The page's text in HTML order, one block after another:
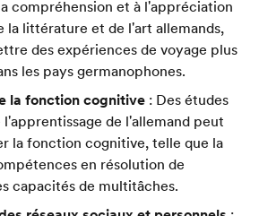
compréhension et à l'appréciation
la littérature et de l'art allemands,
des expériences de voyage plus
les pays germanophones.
la fonction cognitive : Des études
de l'allemand peut
la fonction cognitive, telle que la
en résolution de
capacités de multitâches.